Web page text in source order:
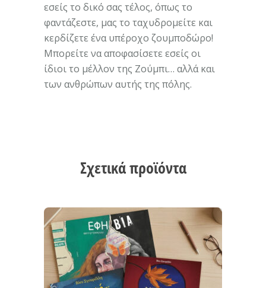
εσείς το δικό σας τέλος, όπως το
φαντάζεστε, μας το ταχυδρομείτε και
κερδίζετε ένα υπέροχο ζουμποδώρο!
Μπορείτε να αποφασίσετε εσείς οι
ίδιοι το μέλλον της Ζούμπι… αλλά και
των ανθρώπων αυτής της πόλης.
Σχετικά προϊόντα